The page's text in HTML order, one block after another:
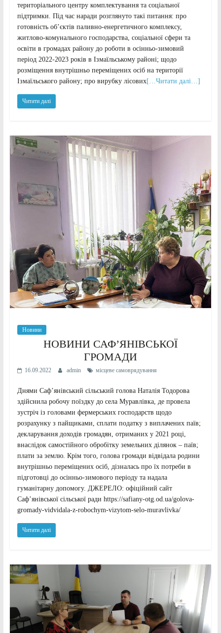
територіального центру комплектування та соціальної
підтримки. Під час наради розглянуто такі питання: про
готовність об’єктів паливно-енергетичного комплексу,
житлово-комунального господарства, соціальної сфери та
освіти в громадах району до роботи в осінньо-зимовий
період 2022-2023 років в Ізмаїльському районі; щодо
розміщення внутрішньо переміщених осіб на території
Ізмаїльського району; про вирубку лісових[…Читати далі…]
Читати далі
Новини
НОВИНИ САФ’ЯНІВСЬКОЇ
ГРОМАДИ
16.09.2022 admin місцеве самоврядування
Днями Саф’янівський сільський голова Наталія Тодорова
здійснила робочу поїздку до села Муравлівка, де провела
зустріч із головами фермерських господарств щодо
розрахунку з пайщиками, сплати податку з виплачених паїв;
декларування доходів громадян, отриманих у 2021 році,
внаслідок самостійного обробітку земельних ділянок – паїв;
плати за землю. Крім того, голова громади відвідала родини
внутрішньо переміщених осіб, дізналась про їх потреби в
підготовці до осінньо-зимового періоду та надала
гуманітарну допомогу. ДЖЕРЕЛО: офіційний сайт
Саф’янівської сільської ради https://safiany-otg.od.ua/golova-
gromady-vidvidala-z-robochym-vizytom-selo-muravlivka/
Читати далі